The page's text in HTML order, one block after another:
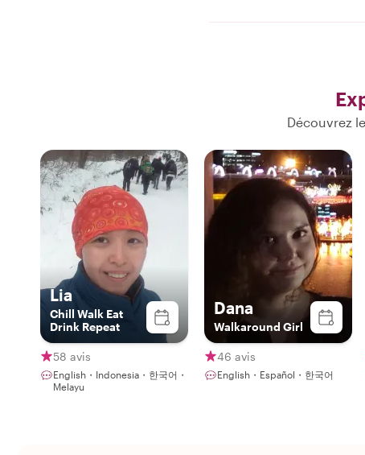
Découvrez
Lia
Chill Walk Eat
Drink Repeat
58 avis
English・Indonesia・한국어・
Melayu
Dana
Walkaround Girl
46 avis
English・Español・한국어